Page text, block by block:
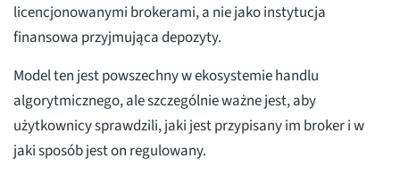
licencjonowanymi brokerami, a nie jako instytucja
finansowa przyjmująca depozyty.
Model ten jest powszechny w ekosystemie handlu
algorytmicznego, ale szczególnie ważne jest, aby
użytkownicy sprawdzili, jaki jest przypisany im broker i w
jaki sposób jest on regulowany.